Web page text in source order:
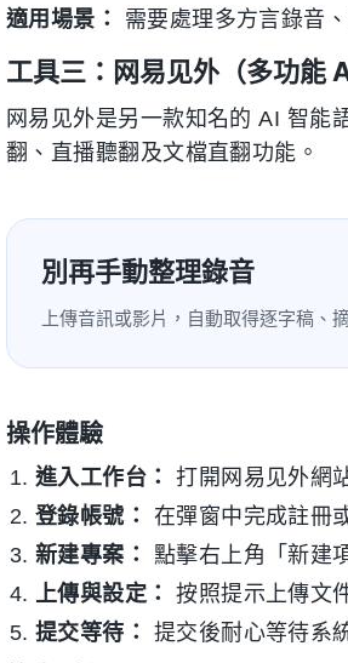
適用場景：
需要處理多方言錄音
工具三：网易见外（多功能
网易见外是另一款知名的 AI 智能
翻、直播聽翻及文檔直翻功能。
別再手動整理錄音
上傳音訊或影片，自動取得逐字稿、
操作體驗
進入工作台：
打開网易见外網
登錄帳號：
在彈窗中完成註冊
新建專案：
點擊右上角「新建
上傳與設定：
按照提示上傳文
提交等待：
提交後耐心等待系